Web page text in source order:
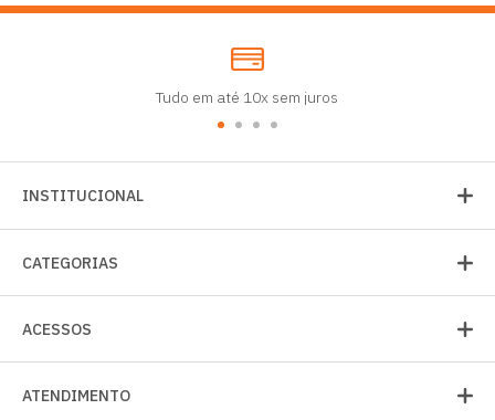
Tudo em até 10x sem juros
INSTITUCIONAL
CATEGORIAS
ACESSOS
ATENDIMENTO